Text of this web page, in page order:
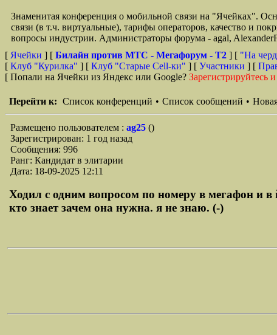
Знаменитая конференция о мобильной связи на "Ячейках".
связи (в т.ч. виртуальные), тарифы операторов, качество и
вопросы индустрии. Администраторы форума - agal,
[ Ячейки ] [ Билайн против МТС - Мегафорум - T2 ] [ "На
[ Клуб "Курилка" ] [ Клуб "Старые Сell-ки" ] [ Участники ] [
[ Попали на Ячейки из Яндекс или Google? Зарегистрируйтесь
Перейти к: Список конференций • Список сообщений •
Размещено пользователем : ag25 ()
Зарегистрирован: 1 год назад
Сообщения: 996
Ранг: Кандидат в элитарии
Дата: 18-09-2025 12:11
Ходил с одним вопросом по номеру в мегафон и в
кто знает зачем она нужна. я не знаю. (-)